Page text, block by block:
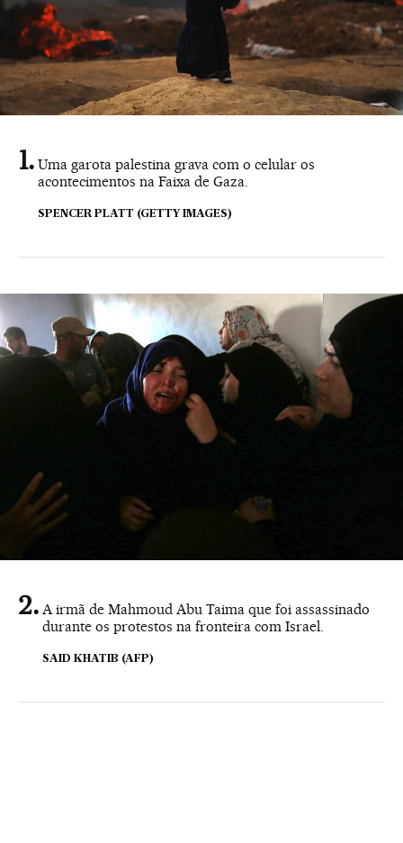
Uma garota palestina grava com o celular os
acontecimentos na Faixa de Gaza.
SPENCER PLATT (GETTY IMAGES)
A irmã de Mahmoud Abu Taima que foi assassinado
durante os protestos na fronteira com Israel.
SAID KHATIB (AFP)